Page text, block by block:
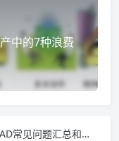
中的7种浪费
80个CAD常见问题汇总和解决方法，你都会吗？